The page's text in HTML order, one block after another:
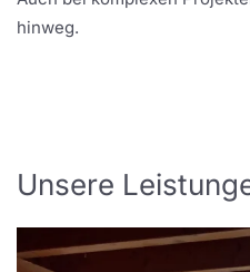
hinweg.
Unsere